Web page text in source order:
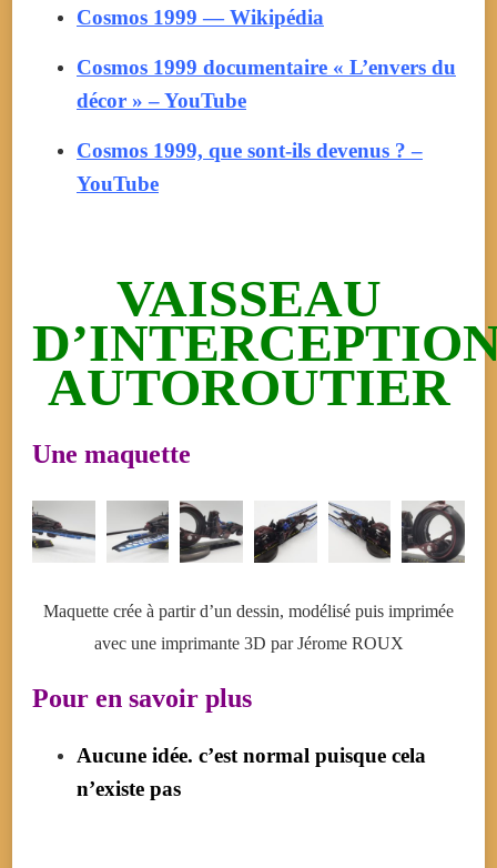
Cosmos 1999 — Wikipédia
Cosmos 1999 documentaire « L’envers du
décor » – YouTube
Cosmos 1999, que sont-ils devenus ? –
YouTube
VAISSEAU
AUTOROUTIER
Une maquette
Maquette crée à partir d’un dessin, modélisé puis imprimée
avec une imprimante 3D par Jérome ROUX
Pour en savoir plus
Aucune idée. c’est normal puisque cela
n’existe pas